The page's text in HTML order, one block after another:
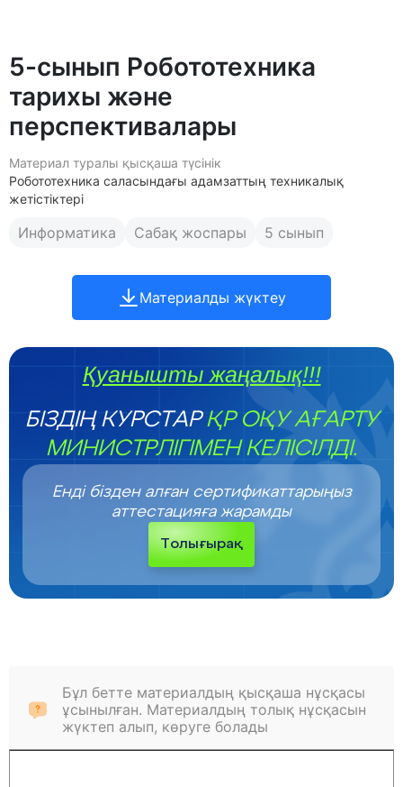
5-сынып Робототехника
тарихы және
перспективалары
Материал туралы қысқаша түсінік
Робототехника саласындағы адамзаттың техникалық
жетістіктері
Информатика Сабақ жоспары 5 сынып
Материалды жүктеу
Қуанышты жаңалық!!!
БІЗДІҢ КУРСТАРҚР ОҚУ АҒАРТУ
МИНИСТРЛІГІМЕН КЕЛІСІЛДІ.
Енді бізден алған сертификаттарыңыз
аттестацияға жарамды
Толығырақ
Бұл бетте материалдың қысқаша нұсқасы
ұсынылған. Материалдың толық нұсқасын
жүктеп алып, көруге болады